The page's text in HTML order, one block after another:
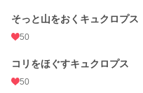
そっと山をおくキュクロプス
50
コリをほぐすキュクロプス
50